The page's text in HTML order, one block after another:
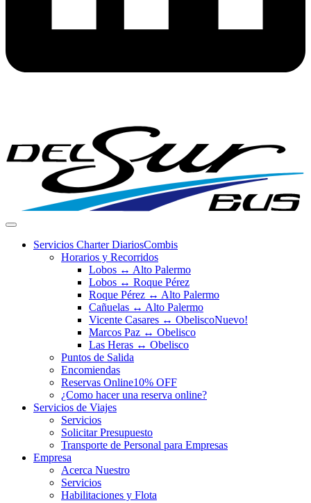
Servicios Charter DiariosCombis
Horarios y Recorridos
Lobos ↔ Alto Palermo
Lobos ↔ Roque Pérez
Roque Pérez ↔ Alto Palermo
Cañuelas ↔ Alto Palermo
Vicente Casares ↔ ObeliscoNuevo!
Marcos Paz ↔ Obelisco
Las Heras ↔ Obelisco
Puntos de Salida
Encomiendas
Reservas Online10% OFF
¿Como hacer una reserva online?
Servicios de Viajes
Servicios
Solicitar Presupuesto
Transporte de Personal para Empresas
Empresa
Acerca Nuestro
Servicios
Habilitaciones y Flota